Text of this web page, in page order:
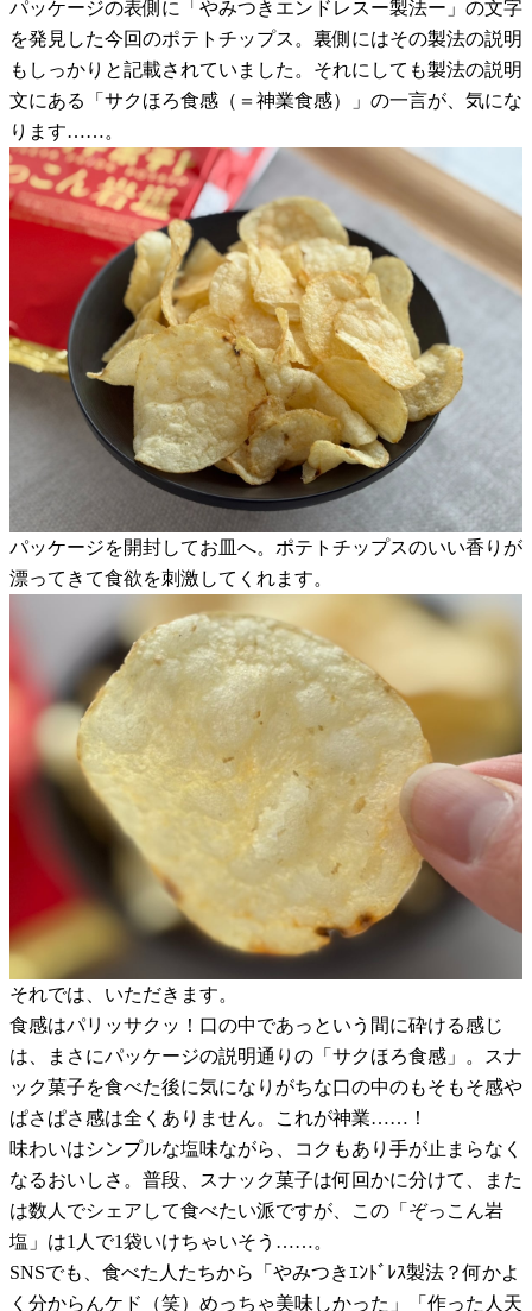
パッケージの表側に「やみつきエンドレスー製法ー」の文字
を発見した今回のポテトチップス。裏側にはその製法の説明
もしっかりと記載されていました。それにしても製法の説明
文にある「サクほろ食感（＝神業食感）」の一言が、気にな
ります……。
パッケージを開封してお皿へ。ポテトチップスのいい香りが
漂ってきて食欲を刺激してくれます。
それでは、いただきます。
食感はパリッサクッ！口の中であっという間に砕ける感じ
は、まさにパッケージの説明通りの「サクほろ食感」。スナ
ック菓子を食べた後に気になりがちな口の中のもそもそ感や
ぱさぱさ感は全くありません。これが神業……！
味わいはシンプルな塩味ながら、コクもあり手が止まらなく
なるおいしさ。普段、スナック菓子は何回かに分けて、また
は数人でシェアして食べたい派ですが、この「ぞっこん岩
塩」は1人で1袋いけちゃいそう……。
SNSでも、食べた人たちから「やみつきｴﾝﾄﾞﾚｽ製法？何かよ
く分からんケド（笑）めっちゃ美味しかった」「作った人天